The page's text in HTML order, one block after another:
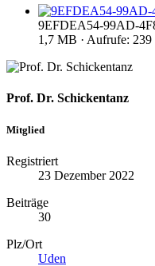
9EFDEA54-99AD-
1,7 MB · Aufrufe: 239
Prof. Dr. Schickentanz
Mitglied
Registriert
23 Dezember 2022
Beiträge
30
Plz/Ort
Uden